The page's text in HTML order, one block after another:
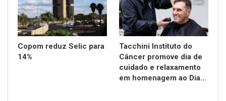
Copom reduz Selic para
14%
Tacchini Instituto do
Câncer promove dia de
cuidado e relaxamento
em homenagem ao Dia…